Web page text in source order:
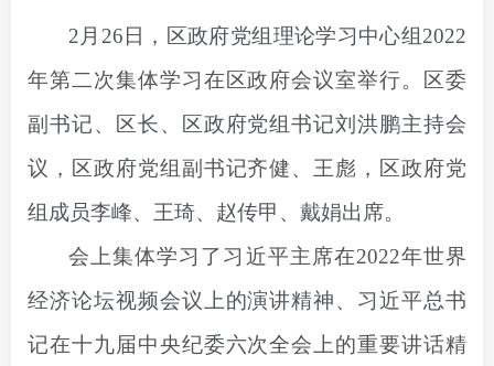
2月26日，区政府党组理论学习中心组2022
年第二次集体学习在区政府会议室举行。区委
副书记、区长、区政府党组书记刘洪鹏主持会
议，区政府党组副书记齐健、王彪，区政府党
组成员李峰、王琦、赵传甲、戴娟出席。
会上集体学习了习近平主席在2022年世界
经济论坛视频会议上的演讲精神、习近平总书
记在十九届中央纪委六次全会上的重要讲话精